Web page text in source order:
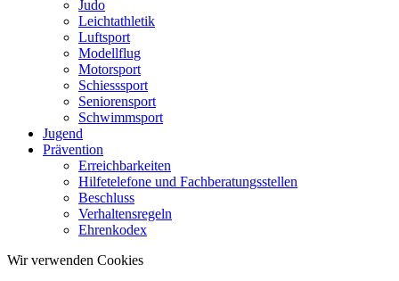
Judo
Leichtathletik
Luftsport
Modellflug
Motorsport
Schiesssport
Seniorensport
Schwimmsport
Jugend
Prävention
Erreichbarkeiten
Hilfetelefone und Fachberatungsstellen
Beschluss
Verhaltensregeln
Ehrenkodex
Wir verwenden Cookies